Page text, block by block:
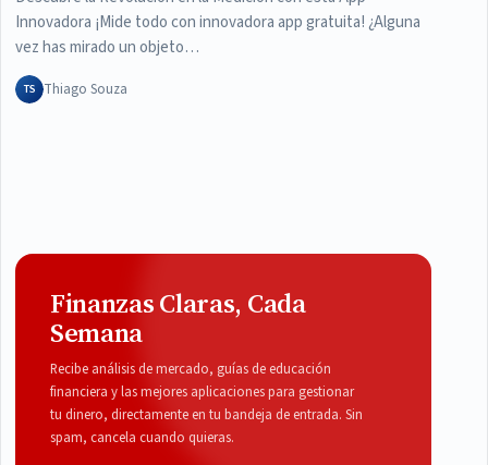
Innovadora ¡Mide todo con innovadora app gratuita! ¿Alguna
vez has mirado un objeto…
TS Thiago Souza
Finanzas Claras, Cada
Semana
Recibe análisis de mercado, guías de educación
financiera y las mejores aplicaciones para gestionar
tu dinero, directamente en tu bandeja de entrada. Sin
spam, cancela cuando quieras.